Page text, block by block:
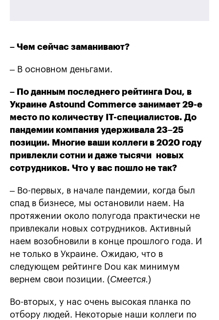
– Чем сейчас заманивают?
– В основном деньгами.
– По данным последнего рейтинга Dou, в
Украине Astound Commerce занимает 29-е
место по количеству IТ-специалистов. До
пандемии компания удерживала 23–25
позиции. Многие ваши коллеги в 2020 году
привлекли сотни и даже тысячи новых
сотрудников. Что у вас пошло не так?
– Во-первых, в начале пандемии, когда был
спад в бизнесе, мы остановили наем. На
протяжении около полугода практически не
привлекали новых сотрудников. Активный
наем возобновили в конце прошлого года. И
не только в Украине. Ожидаю, что в
следующем рейтинге Dou как минимум
вернем свои позиции. (Смеется. )
Во-вторых, у нас очень высокая планка по
отбору людей. Некоторые наши коллеги по